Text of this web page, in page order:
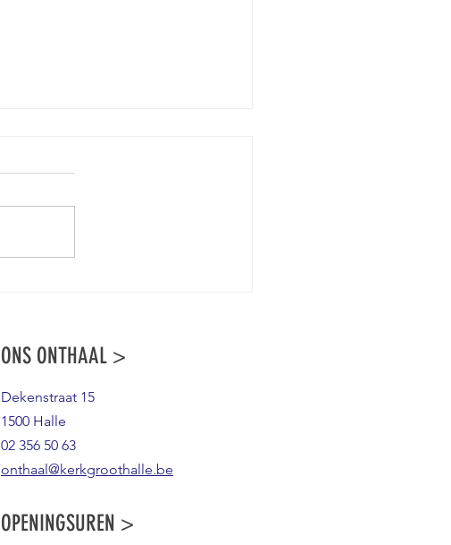
ONS ONTHAAL >
Dekenstraat 15
1500 Halle
02 356 50 63
onthaal@kerkgroothalle.be
OPENINGSUREN >